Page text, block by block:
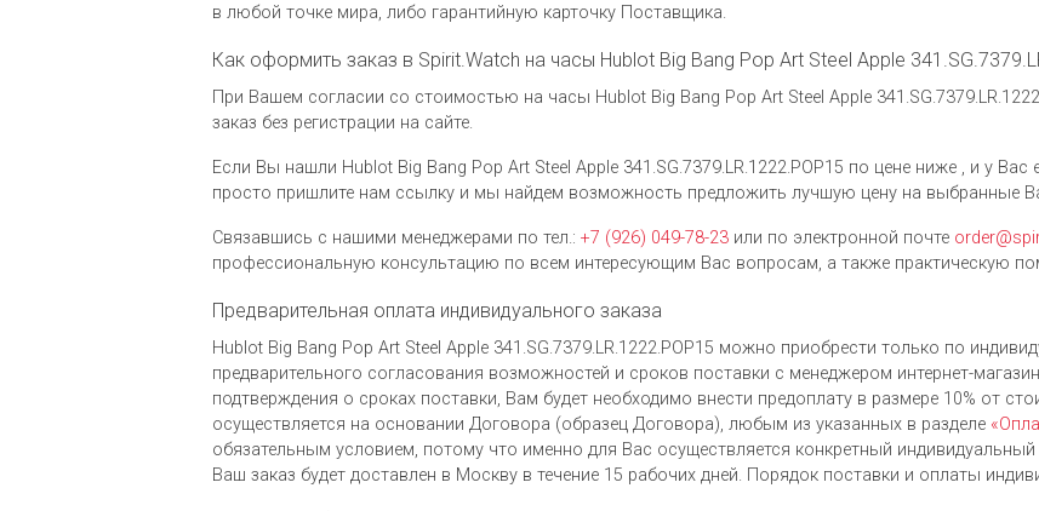
в любой точке мира, либо гарантийную карточку Поставщика.
Как оформить заказ в Spirit.Watch на часы Hublot Big Bang Pop Art Steel Apple
При Вашем согласии со стоимостью на часы Hublot Big Bang Pop Art Steel Apple
заказ без регистрации на сайте.
Если Вы нашли Hublot Big Bang Pop Art Steel Apple 341.SG.7379.LR.1222.POP15 по цене ниже , и у
просто пришлите нам ссылку и мы найдем возможность предложить лучшую цену на выбранные
Связавшись с нашими менеджерами по тел.: +7 (926) 049-78-23 или по электронной почте
профессиональную консультацию по всем интересующим Вас вопросам, а также практическую
Предварительная оплата индивидуального заказа
Hublot Big Bang Pop Art Steel Apple 341.SG.7379.LR.1222.POP15 можно приобрести только по
предварительного согласования возможностей и сроков поставки с менеджером интернет-
подтверждения о сроках поставки, Вам будет необходимо внести предоплату в размере 10% от
осуществляется на основании Договора (образец Договора), любым из указанных в разделе
обязательным условием, потому что именно для Вас осуществляется конкретный
Ваш заказ будет доставлен в Москву в течение 15 рабочих дней. Порядок поставки и оплаты